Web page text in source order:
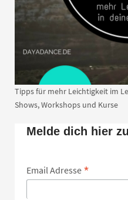
Tipps für mehr Leichtigkeit im
Shows, Workshops und Kurse
Melde dich hier
Email Adresse *